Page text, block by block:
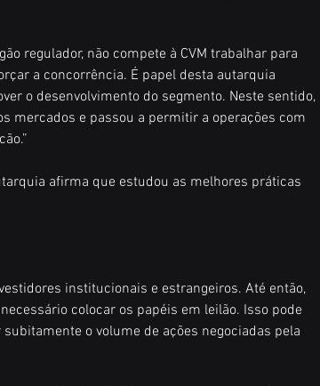
regulador, não compete à CVM trabalhar para
a concorrência. É papel desta autarquia
o desenvolvimento do segmento. Neste sentido,
mercados e passou a permitir a operações com
afirma que estudou as melhores práticas
institucionais e estrangeiros. Até então,
colocar os papéis em leilão. Isso pode
o volume de ações negociadas pela